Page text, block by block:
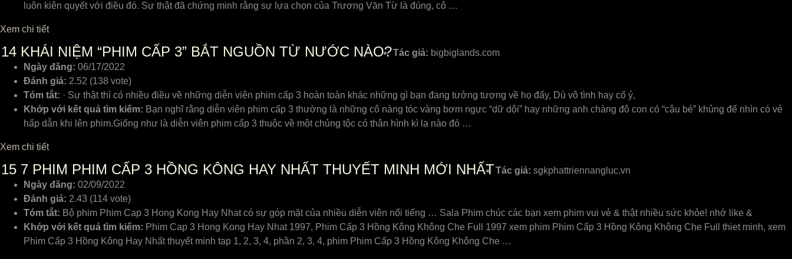
luôn kiên quyết với điều đó. Sự thật đã chứng minh rằng sự lựa chọn của Trương Văn Từ là đúng, cô …
Xem chi tiết
14 KHÁI NIỆM “PHIM CẤP 3” BẮT NGUỒN TỪ NƯỚC NÀO?Tác giả: bigbiglands.com
Ngày đăng: 06/17/2022
Đánh giá: 2.52 (138 vote)
Tóm tắt: · Sự thật thì có nhiều điều về những diễn viên phim cấp 3 hoàn toàn khác những gì bạn đang tưởng tượng về họ đấy, Dù vô tình hay cố ý,
Khớp với kết quả tìm kiếm: Bạn nghĩ rằng diễn viên phim cấp 3 thường là những cô nàng tóc vàng bơm ngực “dữ dội” hay những anh chàng đô con có “cậu bé” khủng để nhìn có vẻ
hấp dẫn khi lên phim.Giống như là diễn viên phim cấp 3 thuộc về một chủng tộc có thân hình kì lạ nào đó …
Xem chi tiết
15 7 PHIM PHIM CẤP 3 HỒNG KÔNG HAY NHẤT THUYẾT MINH MỚI NHẤTTác giả: sgkphattriennangluc.vn
Ngày đăng: 02/09/2022
Đánh giá: 2.43 (114 vote)
Tóm tắt: Bộ phim Phim Cap 3 Hong Kong Hay Nhat có sự góp mặt của nhiều diễn viên nổi tiếng … Sala Phim chúc các bạn xem phim vui vẻ & thật nhiều sức khỏe! nhớ like &
Khớp với kết quả tìm kiếm: Phim Cap 3 Hong Kong Hay Nhat 1997, Phim Cấp 3 Hồng Kông Không Che Full 1997 xem phim Phim Cấp 3 Hồng Kông Không Che Full thiet minh, xem
Phim Cấp 3 Hồng Kông Hay Nhất thuyết minh tap 1, 2, 3, 4, phần 2, 3, 4, phim Phim Cấp 3 Hồng Kông Không Che …